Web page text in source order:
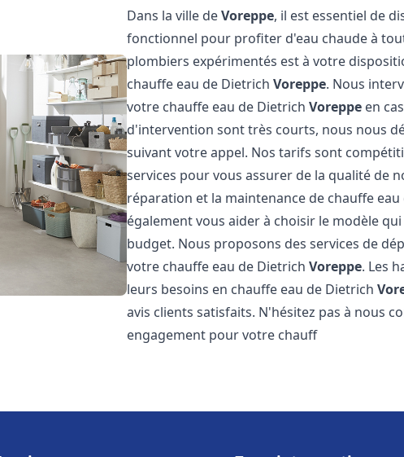
Dans la ville deVoreppe, il est essentiel de
fonctionnel pour profiter d'eau chaude à
plombiers expérimentés est à votre
chauffe eau de DietrichVoreppe. Nous
votre chauffe eau de DietrichVoreppe en
d'intervention sont très courts, nous nous
suivant votre appel. Nos tarifs sont
services pour vous assurer de la qualité de
réparation et la maintenance de chauffe
également vous aider à choisir le modèle
budget. Nous proposons des services de
votre chauffe eau de DietrichVoreppe. Les
leurs besoins en chauffe eau de Dietrich
avis clients satisfaits. N'hésitez pas à nous
engagement pour votre chauff